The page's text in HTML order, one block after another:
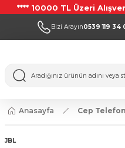
**** 10000 TL Üzeri
Bizi Arayın0539 119 34
Anasayfa Cep
JBL